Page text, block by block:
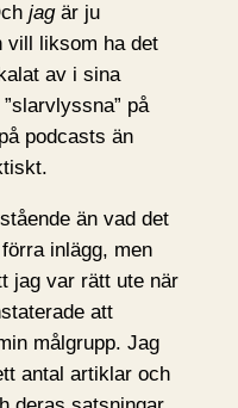
jagär ju
vill liksom ha det
av i sina
på
podcasts än
än vad det
inlägg, men
jag var rätt ute när
att
målgrupp. Jag
antal artiklar och